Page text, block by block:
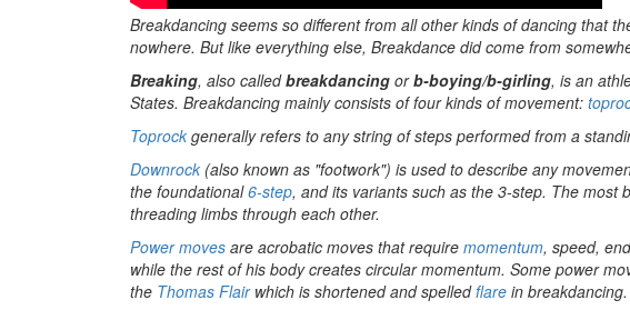
Breakdancing seems so different from all other kinds of dancing that
nowhere. But like everything else, Breakdance did come from
Breaking, also calledbreakdancing orb-boying/b-girling, is an
States. Breakdancing mainly consists of four kinds of movement:
Toprock generally refers to any string of steps performed from a
Downrock (also known as "footwork") is used to describe any
the foundational6-step, and its variants such as the 3-step. The most
threading limbs through each other.
Power moves are acrobatic moves that require momentum, speed,
while the rest of his body creates circular momentum. Some power
the Thomas Flairwhich is shortened and spelledflare in breakdancing.